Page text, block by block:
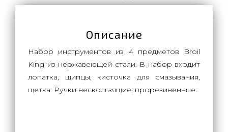
Описание
Набор инструментов из 4 предметов Broil
King из нержавеющей стали. В набор входит
лопатка, щипцы, кисточка для смазывания,
щетка. Ручки нескользящие, прорезиненные.